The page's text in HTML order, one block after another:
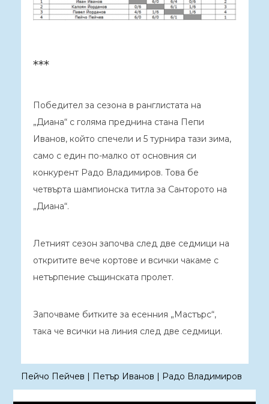
***
Победител за сезона в ранглистата на
„Диана“ с голяма преднина стана Пепи
Иванов, който спечели и 5 турнира тази зима,
само с един по-малко от основния си
конкурент Радо Владимиров. Това бе
четвърта шампионска титла за Санторото на
„Диана“.
Летният сезон започва след две седмици на
откритите вече кортове и всички чакаме с
нетърпение същинската пролет.
Започваме битките за есенния „Мастърс“,
така че всички на линия след две седмици.
Пейчо Пейчев | Петър Иванов | Радо Владимиров